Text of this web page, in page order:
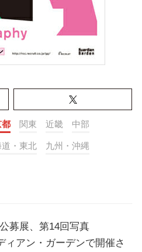
都 関東 近畿 中部
・東北 九州・沖縄
募展、第14回写真
ィアン・ガーデンで開催さ